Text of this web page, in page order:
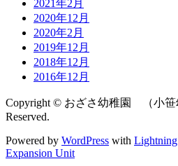
2021年2月
2020年12月
2020年2月
2019年12月
2018年12月
2016年12月
Copyright © おざさ幼稚園 （小笹
Reserved.
Powered by WordPress with
Expansion Unit